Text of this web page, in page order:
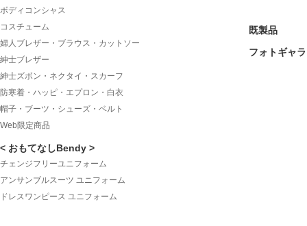
ボディコンシャス
コスチューム
婦人ブレザー・ブラウス・カットソー
紳士ブレザー
紳士ズボン・ネクタイ・スカーフ
防寒着・ハッピ・エプロン・白衣
帽子・ブーツ・シューズ・ベルト
Web限定商品
< おもてなしBendy >
チェンジフリーユニフォーム
アンサンブルスーツ ユニフォーム
ドレスワンピース ユニフォーム
既製品
フォトギャ